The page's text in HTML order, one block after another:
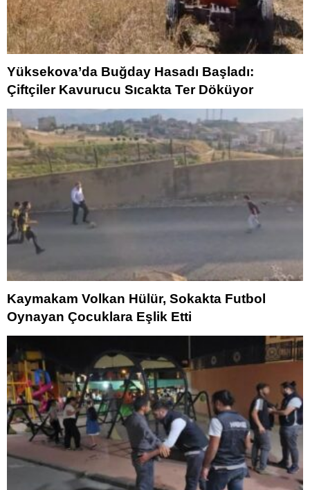
Yüksekova’da Buğday Hasadı Başladı:
Çiftçiler Kavurucu Sıcakta Ter Döküyor
Kaymakam Volkan Hülür, Sokakta Futbol
Oynayan Çocuklara Eşlik Etti